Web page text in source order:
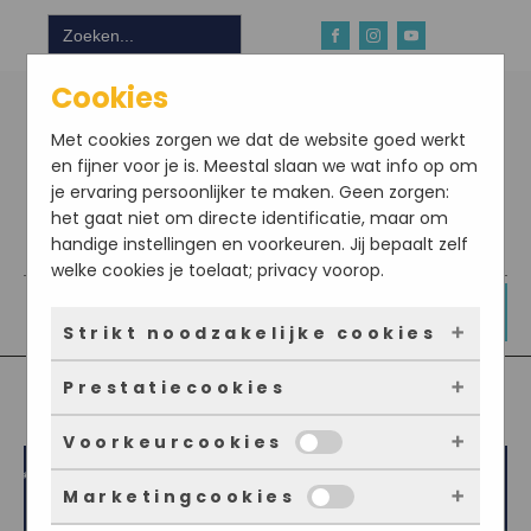
Zoek
naar:
Download hier onze app
Cookies
Met cookies zorgen we dat de website goed werkt
en fijner voor je is. Meestal slaan we wat info op om
je ervaring persoonlijker te maken. Geen zorgen:
het gaat niet om directe identificatie, maar om
handige instellingen en voorkeuren. Jij bepaalt zelf
welke cookies je toelaat; privacy voorop.
Strikt noodzakelijke cookies
Deze cookies zorgen ervoor dat de website
überhaupt werkt. Ze zijn dus altijd actief en
kunnen niet worden uitgezet. Meestal worden
ze alleen geplaatst als jij iets doet, zoals
inloggen, een formulier invullen of je
Prestatiecookies
Met deze cookies zien we hoe vaak onze site
bezocht wordt, waar bezoekers vandaan
komen en welke pagina’s populair zijn. Zo
Voorkeurcookies
Deze cookies onthouden jouw voorkeuren.
Marketingcookies